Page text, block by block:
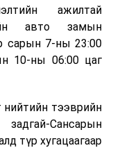
шаталтын дараа
эрдсийг сэргээн
Өмнөд Солонгос
ашиглаж
үйлдвэрээс
авах технологи
төвлөрсөн лаг
цахилгаан
ажилтай
авто замын
сарын 7-ны 23:00
10-ны 06:00 цаг
тээврийн
Сансарын
түр хугацаагаар